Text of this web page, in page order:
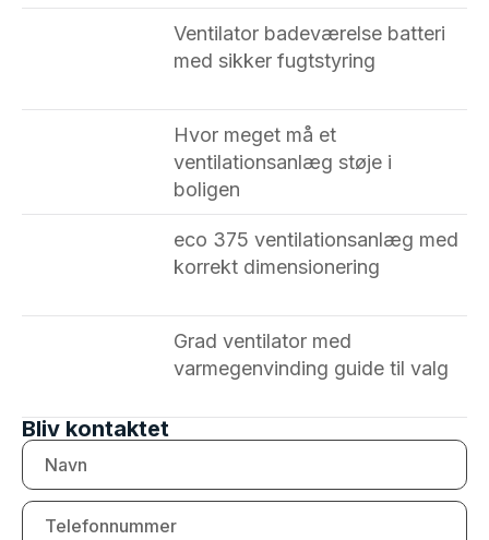
Ventilator badeværelse batteri
med sikker fugtstyring
Hvor meget må et
ventilationsanlæg støje i
boligen
eco 375 ventilationsanlæg med
korrekt dimensionering
Grad ventilator med
varmegenvinding guide til valg
Bliv kontaktet